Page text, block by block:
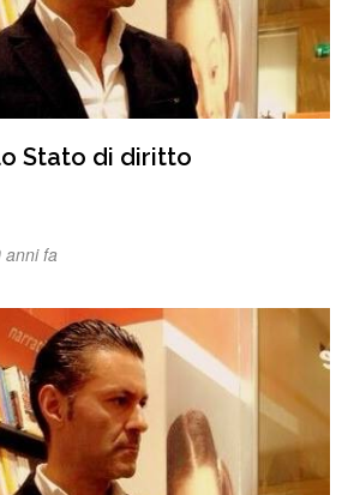
Stato di diritto
anni fa